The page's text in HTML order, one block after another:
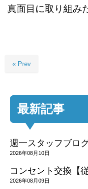
真面目に取り組み
« Prev
最新記事
週一スタッフブロ
2026年08月10日
コンセント交換【
2026年08月09日